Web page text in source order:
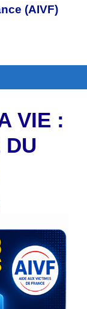
(AIVF)
VIE :
DU